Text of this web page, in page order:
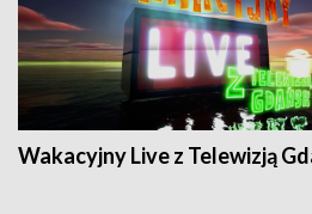
Wakacyjny Live z Telewizją